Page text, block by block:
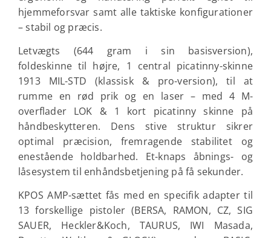
hjemmeforsvar samt alle taktiske konfigurationer
– stabil og præcis.
Letvægts (644 gram i sin basisversion),
foldeskinne til højre, 1 central picatinny-skinne
1913 MIL-STD (klassisk & pro-version), til at
rumme en rød prik og en laser – med 4 M-
overflader LOK & 1 kort picatinny skinne på
håndbeskytteren. Dens stive struktur sikrer
optimal præcision, fremragende stabilitet og
enestående holdbarhed. Et-knaps åbnings- og
låsesystem til enhåndsbetjening på få sekunder.
KPOS AMP-sættet fås med en specifik adapter til
13 forskellige pistoler (BERSA, RAMON, CZ, SIG
SAUER, Heckler&Koch, TAURUS, IWI Masada,